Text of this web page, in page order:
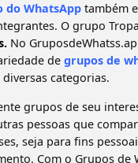
do WhatsApp também
O grupo
No
de grupos de
categorias.
grupos de seu
pessoas que
seja para fins
Com o Grupos de